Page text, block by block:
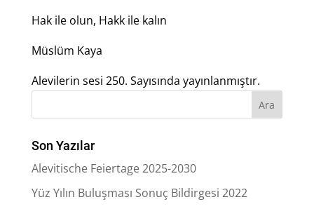
Hak ile olun, Hakk ile kalın
Müslüm Kaya
Alevilerin sesi 250. Sayısında yayınlanmıştır.
Son Yazılar
Alevitische Feiertage 2025-2030
Yüz Yılın Buluşması Sonuç Bildirgesi 2022